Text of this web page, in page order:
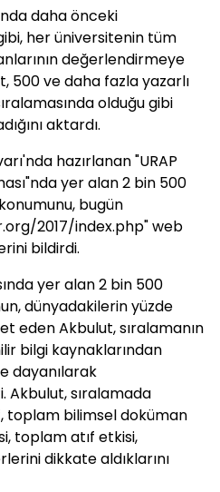
daha önceki
her üniversitenin tüm
değerlendirmeye
500 ve daha fazla yazarlı
olduğu gibi
aktardı.
hazırlanan "URAP
yer alan 2 bin 500
bugün
2017/index.php" web
bildirdi.
yer alan 2 bin 500
dünyadakilerin yüzde
eden Akbulut, sıralamanın
bilgi kaynaklarından
dayanılarak
Akbulut, sıralamada
toplam bilimsel doküman
toplam atıf etkisi,
dikkate aldıklarını